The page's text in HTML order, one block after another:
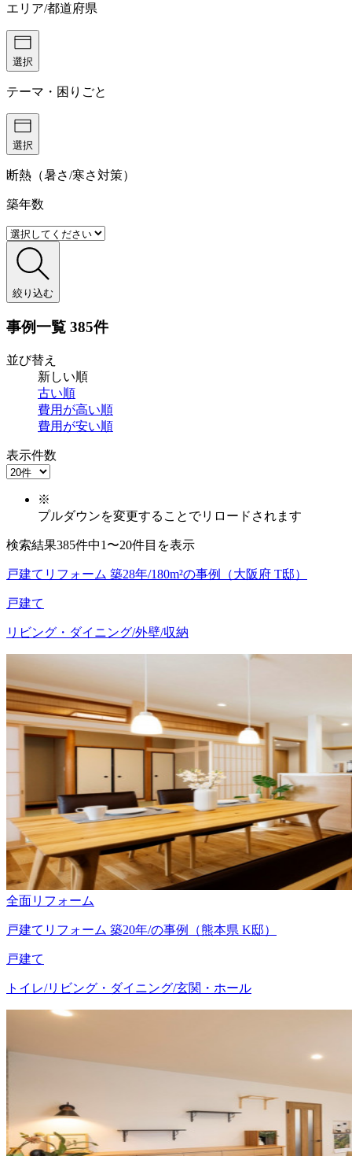
エリア/都道府県
選択
テーマ・困りごと
選択
断熱（暑さ/寒さ対策）
築年数
絞り込む
事例一覧 385件
並び替え
新しい順
古い順
費用が高い順
費用が安い順
表示件数
※
プルダウンを変更することでリロードされます
検索結果385件中1〜20件目を表示
戸建てリフォーム 築28年/180m²の事例（大阪府 T邸）
戸建て
リビング・ダイニング/外壁/収納
全面リフォーム
戸建てリフォーム 築20年/の事例（熊本県 K邸）
戸建て
トイレ/リビング・ダイニング/玄関・ホール